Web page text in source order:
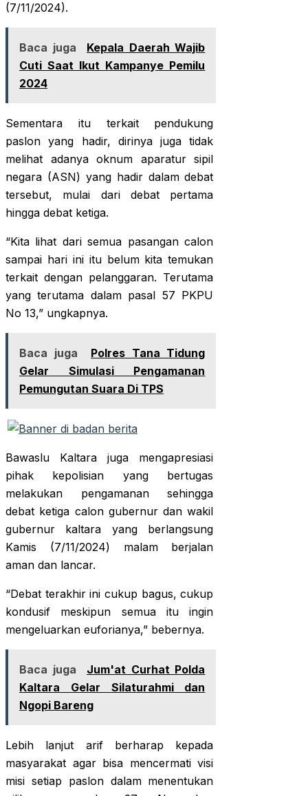
(7/11/2024).
Baca juga
Kepala Daerah Wajib
Cuti Saat Ikut Kampanye Pemilu
2024
Sementara itu terkait pendukung
paslon yang hadir, dirinya juga tidak
melihat adanya oknum aparatur sipil
negara (ASN) yang hadir dalam debat
tersebut, mulai dari debat pertama
hingga debat ketiga.
“Kita lihat dari semua pasangan calon
sampai hari ini itu belum kita temukan
terkait dengan pelanggaran. Terutama
yang terutama dalam pasal 57 PKPU
No 13,” ungkapnya.
Baca juga
Polres Tana Tidung
Gelar Simulasi Pengamanan
Pemungutan Suara Di TPS
Bawaslu Kaltara juga mengapresiasi
pihak kepolisian yang bertugas
melakukan pengamanan sehingga
debat ketiga calon gubernur dan wakil
gubernur kaltara yang berlangsung
Kamis (7/11/2024) malam berjalan
aman dan lancar.
“Debat terakhir ini cukup bagus, cukup
kondusif meskipun semua itu ingin
mengeluarkan euforianya,” bebernya.
Baca juga
Jum'at Curhat Polda
Kaltara Gelar Silaturahmi dan
Ngopi Bareng
Lebih lanjut arif berharap kepada
masyarakat agar bisa mencermati visi
misi setiap paslon dalam menentukan